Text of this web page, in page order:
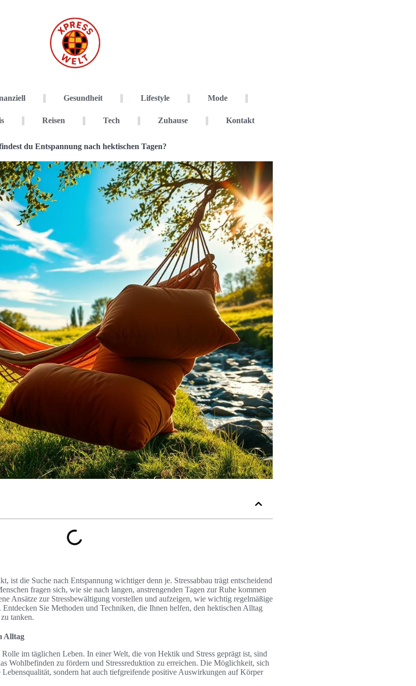
Gesundheit Lifestyle Mode
Reisen Tech Zuhause Kontakt
du Entspannung nach hektischen Tagen?
ist die Suche nach Entspannung wichtiger denn je. Stressabbau trägt entscheidend
fragen sich, wie sie nach langen, anstrengenden Tagen zur Ruhe kommen
Ansätze zur Stressbewältigung vorstellen und aufzeigen, wie wichtig regelmäßige
Sie Methoden und Techniken, die Ihnen helfen, den hektischen Alltag
tanken.
Alltag
Rolle im täglichen Leben. In einer Welt, die von Hektik und Stress geprägt ist, sind
Wohlbefinden zu fördern und Stressreduktion zu erreichen. Die Möglichkeit, sich
Lebensqualität, sondern hat auch tiefgreifende positive Auswirkungen auf Körper